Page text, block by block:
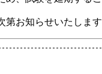
お知らせいたします